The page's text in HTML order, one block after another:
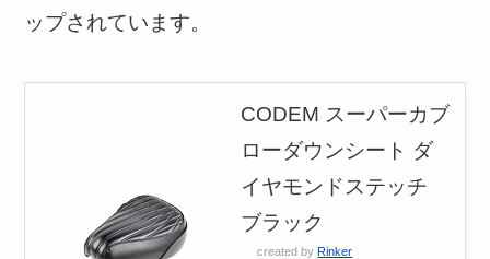
ップされています。
CODEM スーパーカブ
ローダウンシート ダ
イヤモンドステッチ
ブラック
created by Rinker